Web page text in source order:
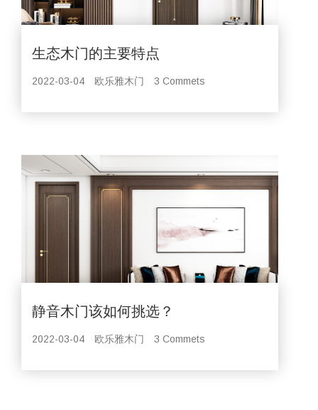
生态木门的主要特点
2022-03-04 欧乐雅木门 3 Commets
静音木门该如何挑选？
2022-03-04 欧乐雅木门 3 Commets